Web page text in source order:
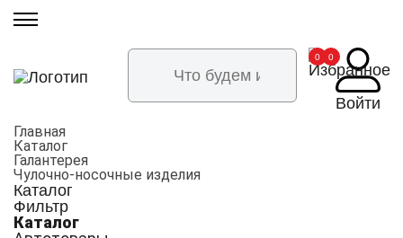
0 0
Войти
Главная
Каталог
Галантерея
Чулочно-носочные изделия
Каталог
Фильтр
Каталог